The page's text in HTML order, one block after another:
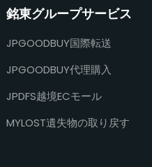
銘東グループサービス
JPGOODBUY国際転送
JPGOODBUY代理購入
JPDFS越境ECモール
MYLOST遺失物の取り戻す